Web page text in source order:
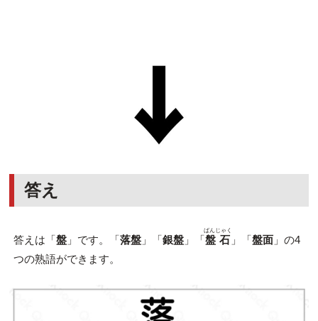
答え
答えは「盤」です。「落盤」「銀盤」「盤石
ばんじゃく
」「盤面」の4
つの熟語ができます。